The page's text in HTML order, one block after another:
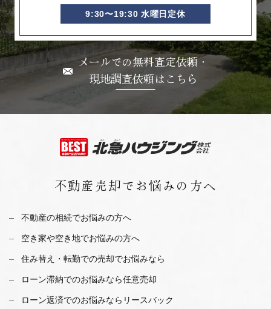
9:30〜19:30 水曜日定休
メールでの無料査定依頼・
現地調査依頼はこちら
不動産売却で お悩みの方へ
不動産の相続でお悩みの方へ
空き家や空き地でお悩みの方へ
住み替え・転勤での売却でお悩みなら
ローン滞納でのお悩みなら任意売却
ローン返済でのお悩みならリースバック